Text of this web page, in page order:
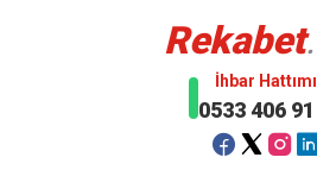
Rekabet
İhbar
0533 406